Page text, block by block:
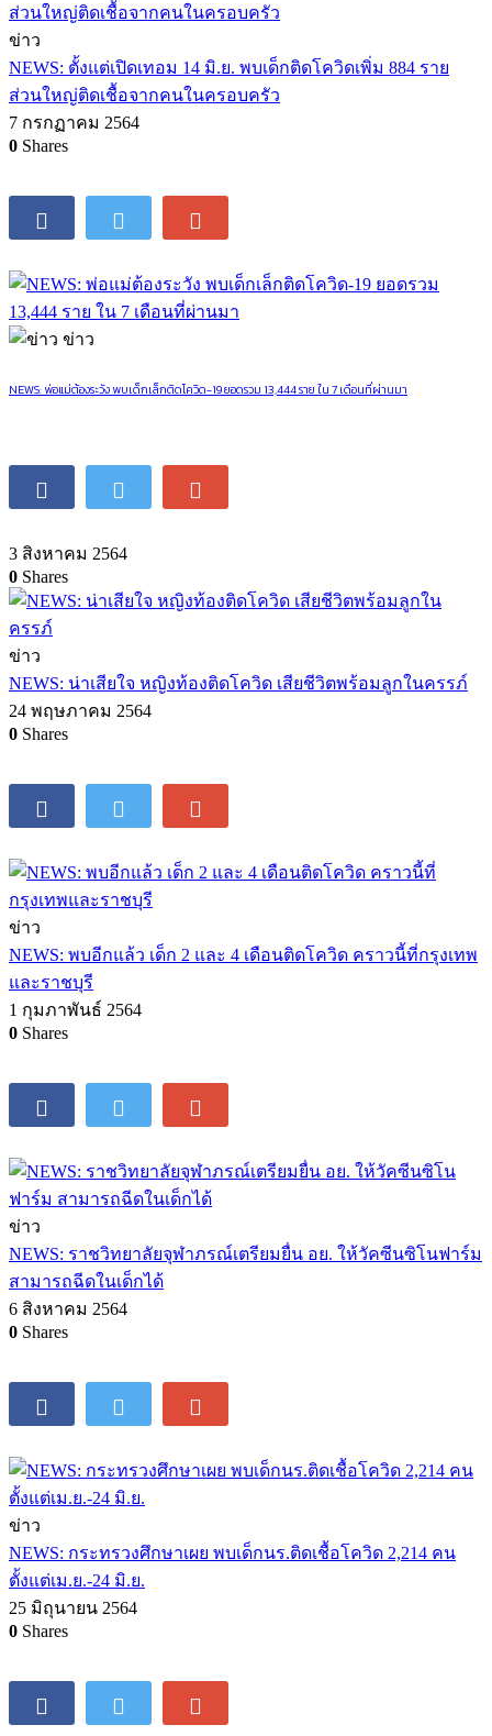
ข่าว
NEWS: ตั้งแต่เปิดเทอม 14 มิ.ย. พบเด็กติดโควิดเพิ่ม 884 ราย
ส่วนใหญ่ติดเชื้อจากคนในครอบครัว
7 กรกฏาคม 2564
0 Shares
ข่าว
NEWS: พ่อแม่ต้องระวัง พบเด็กเล็กติดโควิด-19 ยอดรวม 13,444 ราย ใน 7 เดือนที่ผ่านมา
3 สิงหาคม 2564
0 Shares
ข่าว
NEWS: น่าเสียใจ หญิงท้องติดโควิด เสียชีวิตพร้อมลูกในครรภ์
24 พฤษภาคม 2564
0 Shares
ข่าว
NEWS: พบอีกแล้ว เด็ก 2 และ 4 เดือนติดโควิด คราวนี้ที่กรุงเทพ
และราชบุรี
1 กุมภาพันธ์ 2564
0 Shares
ข่าว
NEWS: ราชวิทยาลัยจุฬาภรณ์เตรียมยื่น อย. ให้วัคซีนซิโนฟาร์ม
สามารถฉีดในเด็กได้
6 สิงหาคม 2564
0 Shares
ข่าว
NEWS: กระทรวงศึกษาเผย พบเด็กนร.ติดเชื้อโควิด 2,214 คน
ตั้งแต่เม.ย.-24 มิ.ย.
25 มิถุนายน 2564
0 Shares